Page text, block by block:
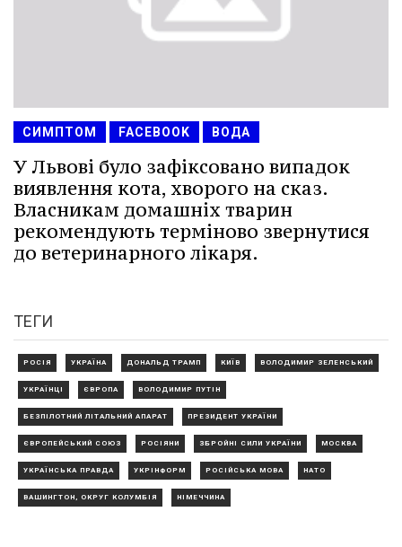
СИМПТОМ FACEBOOK ВОДА
У Львові було зафіксовано випадок
виявлення кота, хворого на сказ.
Власникам домашніх тварин
рекомендують терміново звернутися
до ветеринарного лікаря.
ТЕГИ
РОСІЯ УКРАЇНА ДОНАЛЬД ТРАМП КИЇВ ВОЛОДИМИР ЗЕЛЕНСЬКИЙ
УКРАЇНЦІ ЄВРОПА ВОЛОДИМИР ПУТІН
БЕЗПІЛОТНИЙ ЛІТАЛЬНИЙ АПАРАТ ПРЕЗИДЕНТ УКРАЇНИ
ЄВРОПЕЙСЬКИЙ СОЮЗ РОСІЯНИ ЗБРОЙНІ СИЛИ УКРАЇНИ МОСКВА
УКРАЇНСЬКА ПРАВДА УКРІНФОРМ РОСІЙСЬКА МОВА НАТО
ВАШИНГТОН, ОКРУГ КОЛУМБІЯ НІМЕЧЧИНА